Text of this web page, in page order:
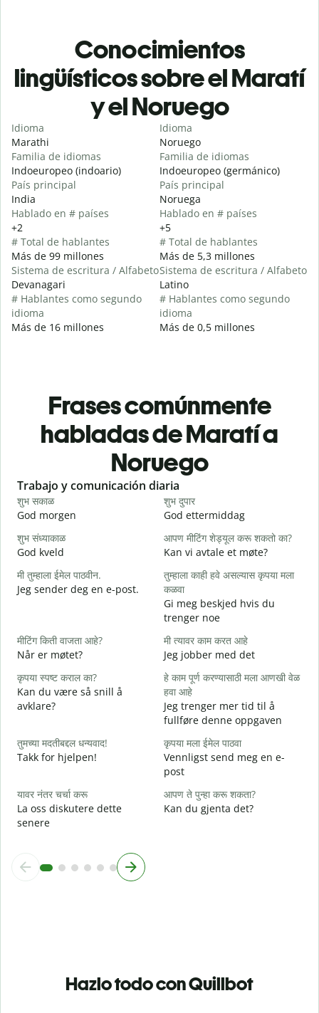
Conocimientos
lingüísticos sobre el Maratí
y el Noruego
Idioma
Marathi
Familia de idiomas
Indoeuropeo (indoario)
País principal
India
Hablado en # países
+2
# Total de hablantes
Más de 99 millones
Sistema de escritura / Alfabeto
Devanagari
# Hablantes como segundo
idioma
Más de 16 millones
Idioma
Noruego
Familia de idiomas
Indoeuropeo (germánico)
País principal
Noruega
Hablado en # países
+5
# Total de hablantes
Más de 5,3 millones
Sistema de escritura / Alfabeto
Latino
# Hablantes como segundo
idioma
Más de 0,5 millones
Frases comúnmente
habladas de Maratí a
Noruego
Slide 1 of 6
Trabajo y comunicación diaria
शुभ सकाळ
God morgen
शुभ दुपार
God ettermiddag
शुभ संध्याकाळ
God kveld
आपण मीटिंग शेड्यूल करू शकतो का?
Kan vi avtale et møte?
मी तुम्हाला ईमेल पाठवीन.
Jeg sender deg en e-post.
तुम्हाला काही हवे असल्यास कृपया मला
कळवा
Gi meg beskjed hvis du
trenger noe
मीटिंग किती वाजता आहे?
Når er møtet?
मी त्यावर काम करत आहे
Jeg jobber med det
कृपया स्पष्ट कराल का?
Kan du være så snill å
avklare?
हे काम पूर्ण करण्यासाठी मला आणखी वेळ
हवा आहे
Jeg trenger mer tid til å
fullføre denne oppgaven
तुमच्या मदतीबद्दल धन्यवाद!
Takk for hjelpen!
कृपया मला ईमेल पाठवा
Vennligst send meg en e-
post
यावर नंतर चर्चा करू
La oss diskutere dette
senere
आपण ते पुन्हा करू शकता?
Kan du gjenta det?
Hazlo todo con Quillbot